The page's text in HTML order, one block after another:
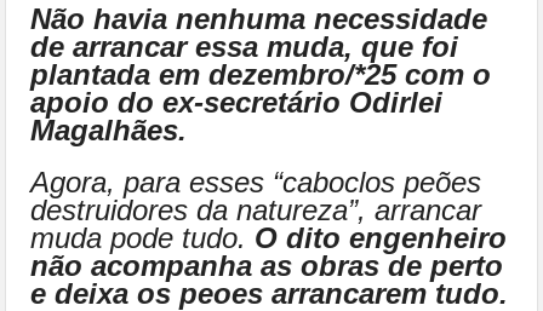
Não havia nenhuma necessidade
de arrancar essa muda, que foi
plantada em dezembro/*25 com o
apoio do ex-secretário Odirlei
Magalhães.
Agora, para esses “caboclos peões
destruidores da natureza”, arrancar
muda pode tudo. O dito engenheiro
não acompanha as obras de perto
e deixa os peoes arrancarem tudo.